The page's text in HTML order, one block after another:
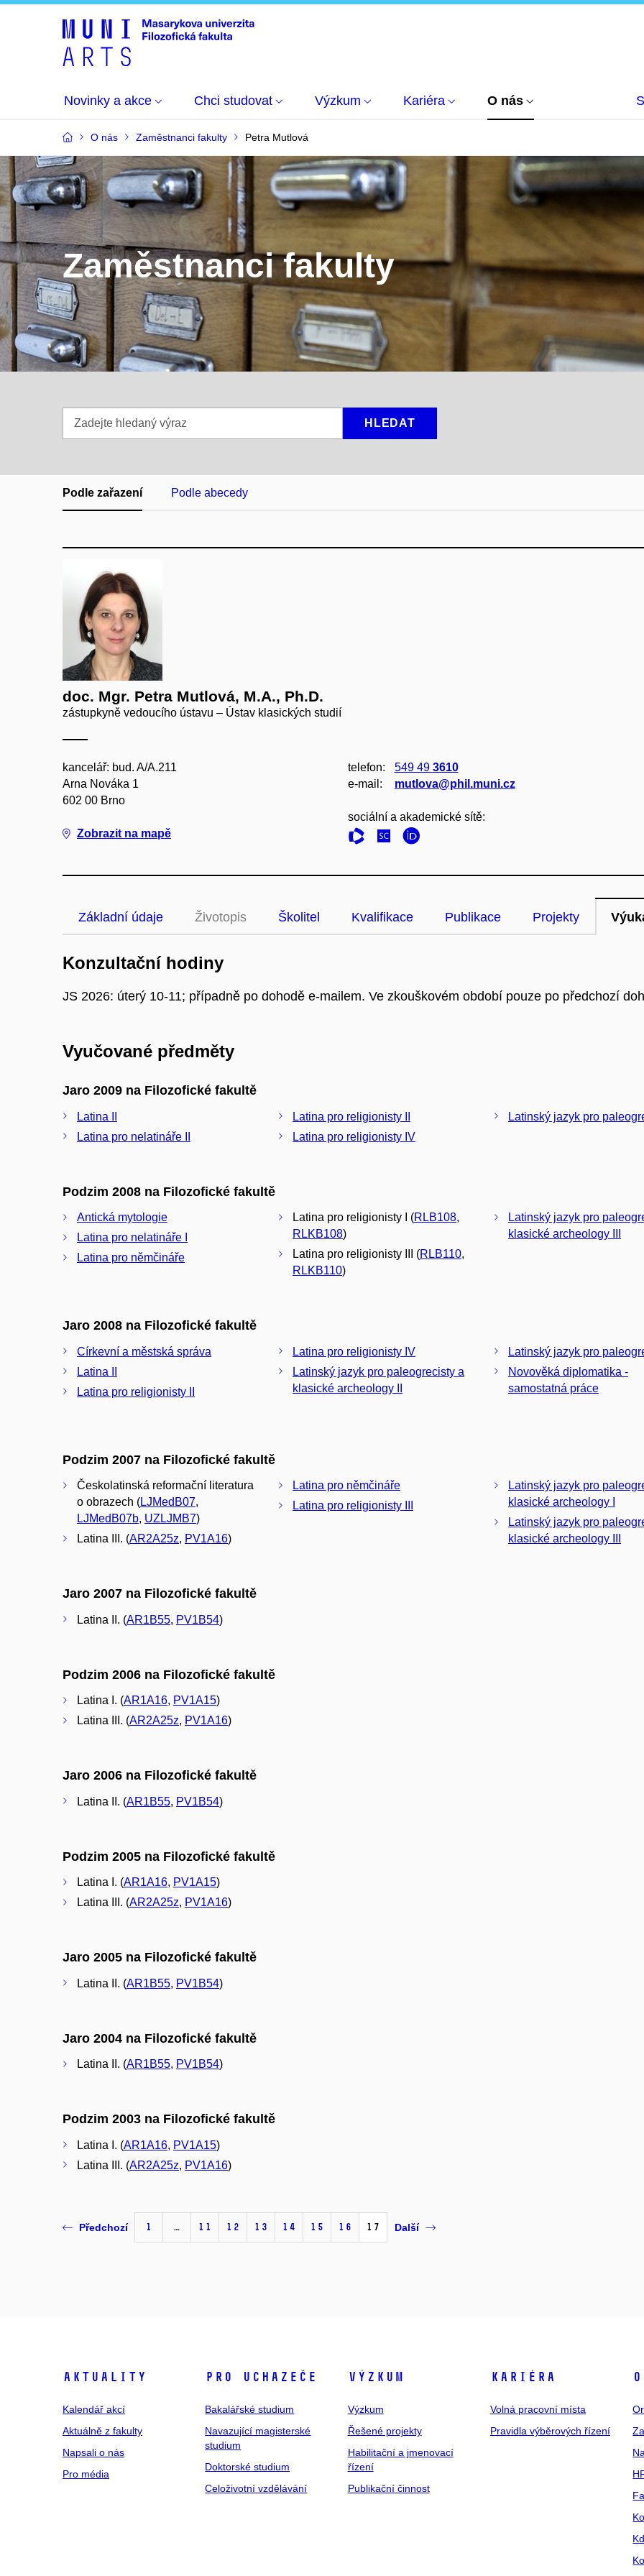
Novinky a akce Chci studovat Výzkum Kariéra O nás
O nás Zaměstnanci fakulty Petra Mutlová
Zaměstnanci fakulty
hledaný
HLEDAT
Podle zařazení Podle abecedy
doc. Mgr. Petra Mutlová, M.A., Ph.D.
zástupkyně vedoucího ústavu – Ústav klasických studií
kancelář: bud. A/A.211
Arna Nováka 1
602 00 Brno
Zobrazit na mapě
telefon: 549 49 3610
e‑mail:
mutlova@phil.muni.cz
sociální a akademické sítě:
Základní údaje Životopis Školitel Kvalifikace Publikace Projekty
Konzultační hodiny
JS 2026: úterý 10-11; případně po dohodě e-mailem. Ve zkouškovém období pouze po předchozí
Vyučované předměty
Jaro 2009 na Filozofické fakultě
Latina II
Latina pro nelatináře II
Latina pro religionisty II
Latina pro religionisty IV
Latinský jazyk pro
Podzim 2008 na Filozofické fakultě
Antická mytologie
Latina pro nelatináře I
Latina pro němčináře
Latina pro religionisty I (RLB108,
RLKB108)
Latina pro religionisty III (RLB110,
RLKB110)
Latinský jazyk pro
klasické archeology III
Jaro 2008 na Filozofické fakultě
Církevní a městská správa
Latina II
Latina pro religionisty II
Latina pro religionisty IV
Latinský jazyk pro paleogrecisty a
klasické archeology II
Latinský jazyk pro
Novověká diplomatika -
samostatná práce
Podzim 2007 na Filozofické fakultě
Českolatinská reformační literatura
o obrazech (LJMedB07,
LJMedB07b, UZLJMB7)
Latina III. (AR2A25z, PV1A16)
Latina pro němčináře
Latina pro religionisty III
Latinský jazyk pro
klasické archeology I
Latinský jazyk pro
klasické archeology III
Jaro 2007 na Filozofické fakultě
Latina II. (AR1B55, PV1B54)
Podzim 2006 na Filozofické fakultě
Latina I. (AR1A16, PV1A15)
Latina III. (AR2A25z, PV1A16)
Jaro 2006 na Filozofické fakultě
Latina II. (AR1B55, PV1B54)
Podzim 2005 na Filozofické fakultě
Latina I. (AR1A16, PV1A15)
Latina III. (AR2A25z, PV1A16)
Jaro 2005 na Filozofické fakultě
Latina II. (AR1B55, PV1B54)
Jaro 2004 na Filozofické fakultě
Latina II. (AR1B55, PV1B54)
Podzim 2003 na Filozofické fakultě
Latina I. (AR1A16, PV1A15)
Latina III. (AR2A25z, PV1A16)
Předchozí 1 … 11 12 13 14 15 16 17 Další
Aktuality
Kalendář akcí
Aktuálně z fakulty
Napsali o nás
Pro média
Pro uchazeče
Bakalářské studium
Navazující magisterské
studium
Doktorské studium
Celoživotní vzdělávání
Výzkum
Výzkum
Řešené projekty
Habilitační a jmenovací
řízení
Publikační činnost
Kariéra
Volná pracovní místa
Pravidla výběrových řízení